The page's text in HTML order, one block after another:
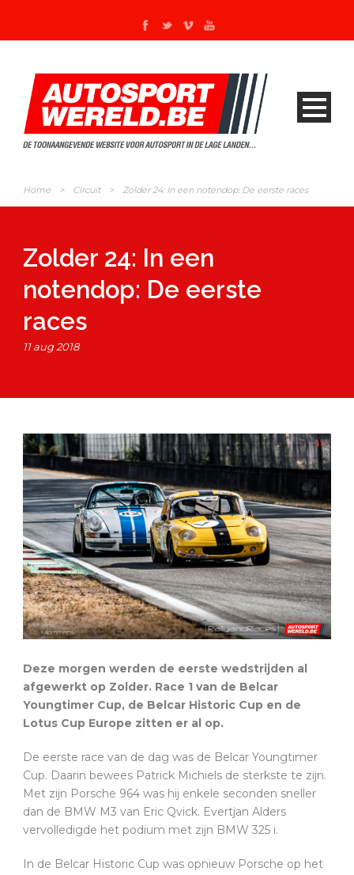
Home > Circuit > Zolder 24: In een notendop: De eerste races
Zolder 24: In een
notendop: De eerste
races
11 aug 2018
Deze morgen werden de eerste wedstrijden al
afgewerkt op Zolder. Race 1 van de Belcar
Youngtimer Cup, de Belcar Historic Cup en de
Lotus Cup Europe zitten er al op.
De eerste race van de dag was de Belcar Youngtimer
Cup. Daarin bewees Patrick Michiels de sterkste te zijn.
Met zijn Porsche 964 was hij enkele seconden sneller
dan de BMW M3 van Eric Qvick. Evertjan Alders
vervolledigde het podium met zijn BMW 325 i.
In de Belcar Historic Cup was opnieuw Porsche op het